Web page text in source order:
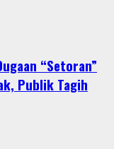
“Setoran”
Publik Tagih